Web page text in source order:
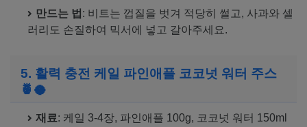
만드는 법 : 비트는 껍질을 벗겨 적당히 썰고, 사과와 셀
러리도 손질하여 믹서에 넣고 갈아주세요.
5. 활력 충전 케일 파인애플 코코넛 워터 주스
🍍🥥
재료: 케일 3-4장, 파인애플 100g, 코코넛 워터 150ml